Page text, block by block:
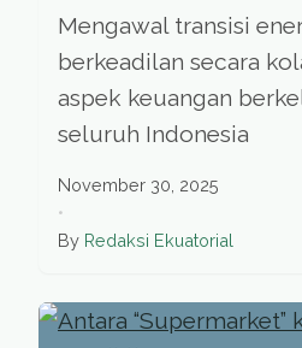
Mengawal transisi
berkeadilan secara
aspek keuangan
seluruh Indonesia
November 30, 2025
•
By Redaksi Ekuatorial